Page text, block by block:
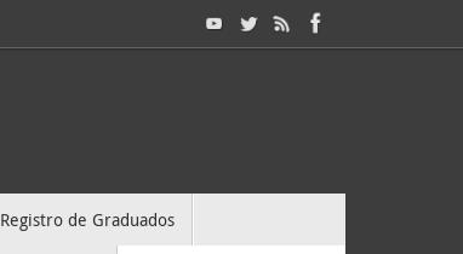
Registro de Graduados